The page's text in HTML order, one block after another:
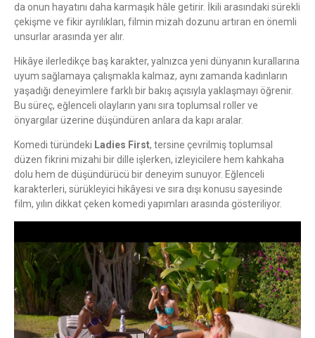
da onun hayatını daha karmaşık hâle getirir. İkili arasındaki sürekli
çekişme ve fikir ayrılıkları, filmin mizah dozunu artıran en önemli
unsurlar arasında yer alır.
Hikâye ilerledikçe baş karakter, yalnızca yeni dünyanın kurallarına
uyum sağlamaya çalışmakla kalmaz, aynı zamanda kadınların
yaşadığı deneyimlere farklı bir bakış açısıyla yaklaşmayı öğrenir.
Bu süreç, eğlenceli olayların yanı sıra toplumsal roller ve
önyargılar üzerine düşündüren anlara da kapı aralar.
Komedi türündeki Ladies First, tersine çevrilmiş toplumsal
düzen fikrini mizahi bir dille işlerken, izleyicilere hem kahkaha
dolu hem de düşündürücü bir deneyim sunuyor. Eğlenceli
karakterleri, sürükleyici hikâyesi ve sıra dışı konusu sayesinde
film, yılın dikkat çeken komedi yapımları arasında gösteriliyor.